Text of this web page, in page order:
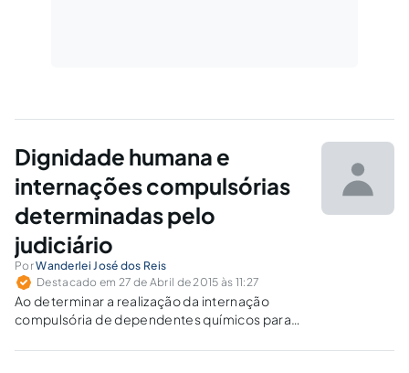
Dignidade humana e
internações compulsórias
determinadas pelo
judiciário
PorWanderlei José dos Reis
Destacado em 27 de Abril de 2015 às 11:27
Ao determinar a realização da internação
compulsória de dependentes químicos para
10.216/01, o juiz não está a usurpar a